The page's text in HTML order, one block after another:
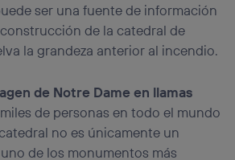
ser una fuente de información
de la catedral de
la grandeza anterior al incendio.
de Notre Dame en llamas
de personas en todo el mundo
no es únicamente un
de los monumentos más